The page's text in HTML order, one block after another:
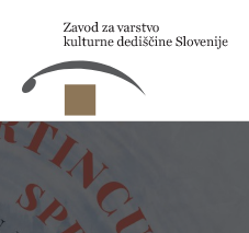
Skip to main content